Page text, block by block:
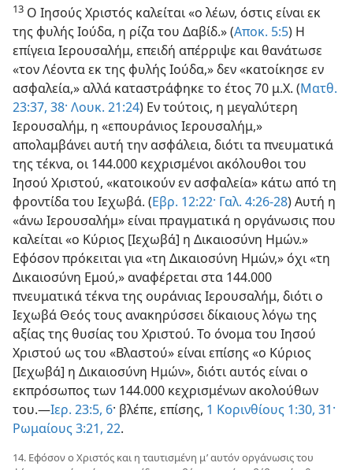
13 Ο Ιησούς Χριστός καλείται «ο λέων, όστις είναι εκ
της φυλής Ιούδα, η ρίζα του Δαβίδ.» (Αποκ. 5:5) Η
επίγεια Ιερουσαλήμ, επειδή απέρριψε και θανάτωσε
«τον Λέοντα εκ της φυλής Ιούδα,» δεν «κατοίκησε εν
ασφαλεία,» αλλά καταστράφηκε το έτος 70 μ.Χ. (Ματθ.
23:37, 38· Λουκ. 21:24) Εν τούτοις, η μεγαλύτερη
Ιερουσαλήμ, η «επουράνιος Ιερουσαλήμ,»
απολαμβάνει αυτή την ασφάλεια, διότι τα πνευματικά
της τέκνα, οι 144.000 κεχρισμένοι ακόλουθοι του
Ιησού Χριστού, «κατοικούν εν ασφαλεία» κάτω από τη
φροντίδα του Ιεχωβά. (Εβρ. 12:22· Γαλ. 4:26-28) Αυτή η
«άνω Ιερουσαλήμ» είναι πραγματικά η οργάνωσις που
καλείται «ο Κύριος [Ιεχωβά] η Δικαιοσύνη Ημών.»
Εφόσον πρόκειται για «τη Δικαιοσύνη Ημών,» όχι «τη
Δικαιοσύνη Εμού,» αναφέρεται στα 144.000
πνευματικά τέκνα της ουράνιας Ιερουσαλήμ, διότι ο
Ιεχωβά Θεός τους ανακηρύσσει δίκαιους λόγω της
αξίας της θυσίας του Χριστού. Το όνομα του Ιησού
Χριστού ως του «Βλαστού» είναι επίσης «ο Κύριος
[Ιεχωβά] η Δικαιοσύνη Ημών», διότι αυτός είναι ο
εκπρόσωπος των 144.000 κεχρισμένων ακολούθων
του.—Ιερ. 23:5, 6· βλέπε, επίσης, 1 Κορινθίους 1:30, 31·
Ρωμαίους 3:21, 22.
14. Εφόσον ο Χριστός και η ταυτισμένη μ’ αυτόν οργάνωσις του